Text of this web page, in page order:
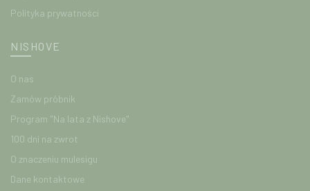
Polityka prywatności
NISHOVE
O nas
Zamów próbnik
Program "Na lata z Nishove"
100 dni na zwrot
O znaczeniu mulesigu
Dane kontaktowe